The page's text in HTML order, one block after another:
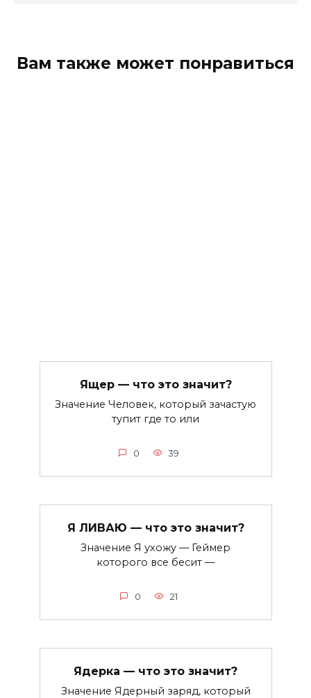
Вам также может понравиться
Ящер — что это значит?
Значение Человек, который зачастую
тупит где то или
0 39
Я ЛИВАЮ — что это значит?
Значение Я ухожу — Геймер
которого все бесит —
0 21
Ядерка — что это значит?
Значение Ядерный заряд, который